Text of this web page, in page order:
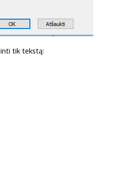
tik tekstą: